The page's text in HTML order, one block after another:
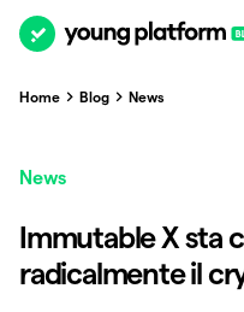
Home Blog News
News
Immutable X sta
radicalmente il